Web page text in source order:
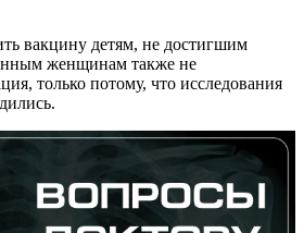
вакцину детям, не достигшим
женщинам также не
только потому, что исследования